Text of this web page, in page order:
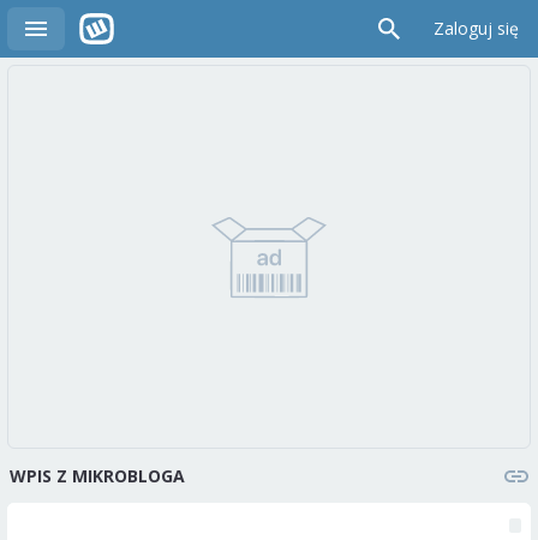
Zaloguj się
WPIS Z MIKROBLOGA